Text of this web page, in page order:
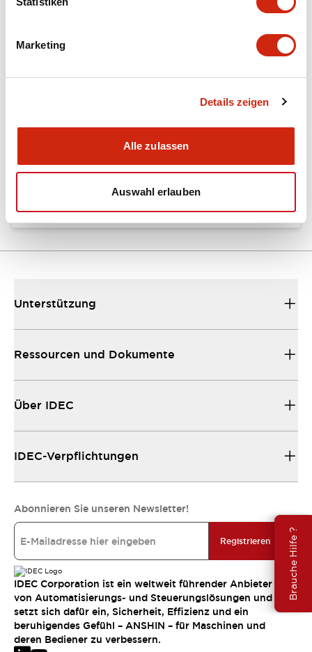
Marketing
Details zeigen
Alle zulassen
Auswahl erlauben
Brauche Hilfe ?
EU2B Datasheet
Unterstützung
Ressourcen und Dokumente
Über IDEC
IDEC-Verpflichtungen
Abonnieren Sie unseren Newsletter!
Registrieren
IDEC Corporation ist ein weltweit führender Anbieter
von Automatisierungs- und Steuerungslösungen und
setzt sich dafür ein, Sicherheit, Effizienz und ein
beruhigendes Gefühl – ANSHIN – für Maschinen und
deren Bediener zu verbessern.